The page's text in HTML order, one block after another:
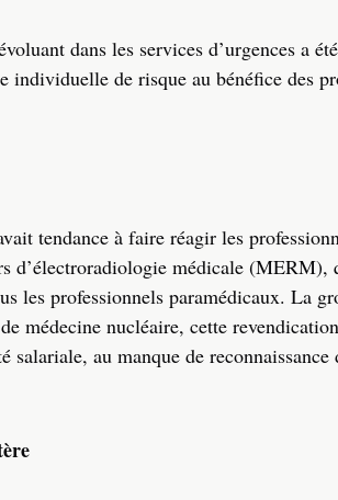
dans les services d’urgences a
de risque au bénéfice des
tendance à faire réagir les
d’électroradiologie médicale (MERM),
les professionnels paramédicaux. La
médecine nucléaire, cette
au manque de reconnaissance